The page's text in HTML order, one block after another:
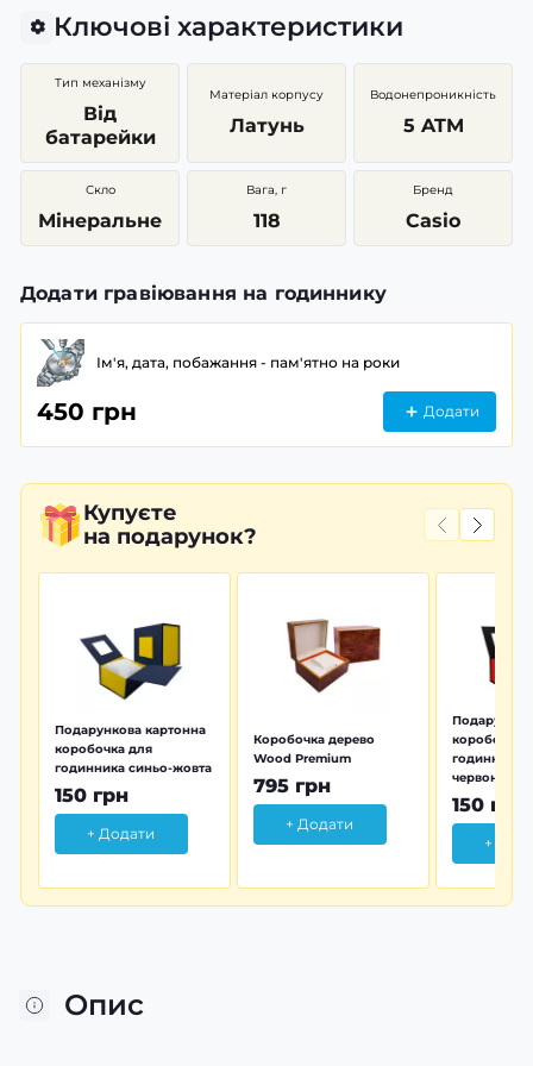
Ключові характеристики
Тип механізму
Від
батарейки
Матеріал корпусу
Латунь
Водонепроникність
5 ATM
Скло
Мінеральне
Вага, г
118
Бренд
Casio
Додати гравіювання на годиннику
Ім'я, дата, побажання - пам'ятно на роки
450 грн Додати
Купуєте
на подарунок?
Подарункова картонна
коробочка для
годинника синьо-жовта
150 грн
+ Додати
Коробочка дерево
Wood Premium
795 грн
+ Додати
коробочка
годинника
червона
150 грн
+
Опис